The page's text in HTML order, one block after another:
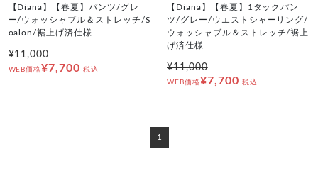
【Diana】【春夏】パンツ/グレ
ー/ウォッシャブル＆ストレッチ/S
oalon/裾上げ済仕様
¥11,000
WEB価格¥7,700 税込
【Diana】【春夏】1タックパン
ツ/グレー/ウエストシャーリング/
ウォッシャブル＆ストレッチ/裾上
げ済仕様
¥11,000
WEB価格¥7,700 税込
1